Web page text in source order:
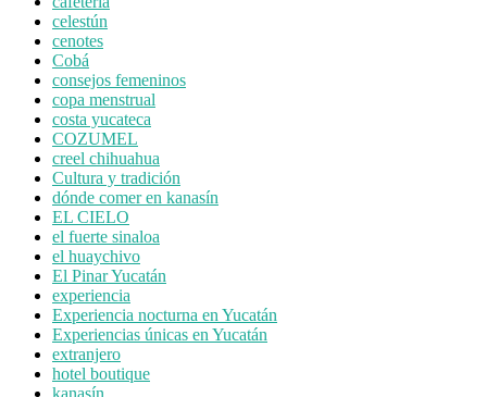
celestún
cenotes
Cobá
consejos femeninos
copa menstrual
costa yucateca
COZUMEL
creel chihuahua
Cultura y tradición
dónde comer en kanasín
EL CIELO
el fuerte sinaloa
el huaychivo
El Pinar Yucatán
experiencia
Experiencia nocturna en Yucatán
Experiencias únicas en Yucatán
extranjero
hotel boutique